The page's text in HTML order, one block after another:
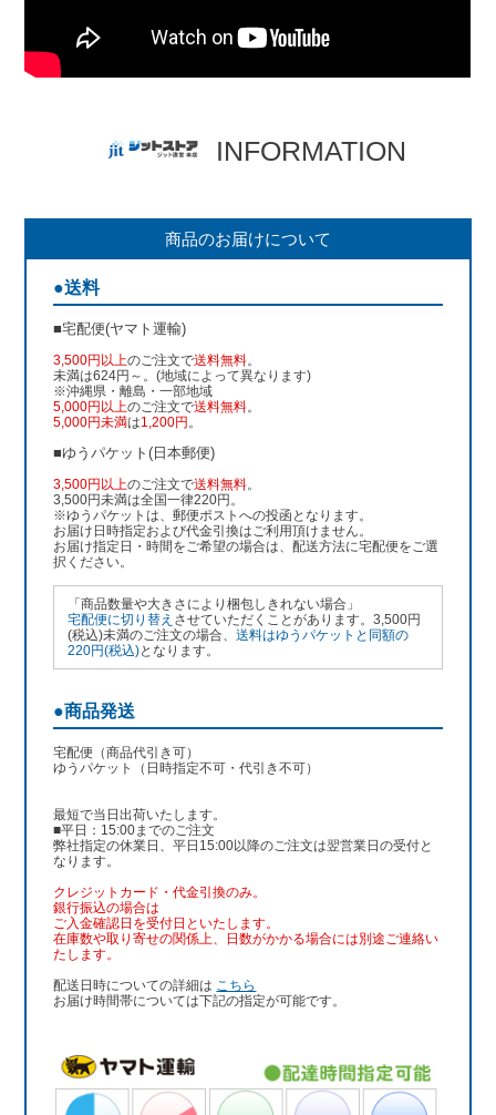
INFORMATION
商品のお届けについて
●送料
■宅配便(ヤマト運輸)
3,500円以上のご注文で送料無料。
未満は624円～。(地域によって異なります)
※沖縄県・離島・一部地域
5,000円以上のご注文で送料無料。
5,000円未満は1,200円 。
■ゆうパケット(日本郵便)
3,500円以上のご注文で送料無料。
3,500円未満は全国一律220円。
※ゆうパケットは、郵便ポストへの投函となります。
お届け日時指定および代金引換はご利用頂けません。
お届け指定日・時間をご希望の場合は、配送方法に宅配便をご選
択ください。
「商品数量や大きさにより梱包しきれない場合」
宅配便に切り替え させていただくことがあります。3,500円
(税込)未満のご注文の場合、送料はゆうパケットと同額の
220円(税込)となります。
●商品発送
宅配便（商品代引き可）
ゆうパケット（日時指定不可・代引き不可）
最短で当日出荷いたします。
■平日：15:00までのご注文
弊社指定の休業日、平日15:00以降のご注文は翌営業日の受付と
なります。
クレジットカード・代金引換のみ。
銀行振込の場合は
ご入金確認日を受付日といたします。
在庫数や取り寄せの関係上、日数がかかる場合には別途ご連絡い
たします。
配送日時についての詳細は こちら
お届け時間帯については下記の指定が可能です。